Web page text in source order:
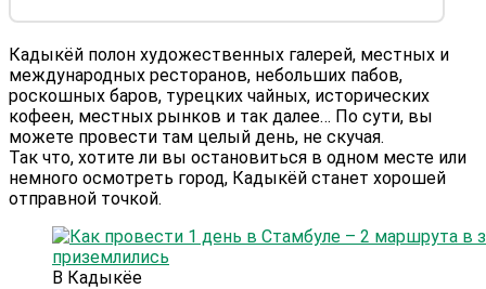
Кадыкёй полон художественных галерей, местных и
международных ресторанов, небольших пабов,
роскошных баров, турецких чайных, исторических
кофеен, местных рынков и так далее… По сути, вы
можете провести там целый день, не скучая.
Так что, хотите ли вы остановиться в одном месте или
немного осмотреть город, Кадыкёй станет хорошей
отправной точкой.
В Кадыкёе